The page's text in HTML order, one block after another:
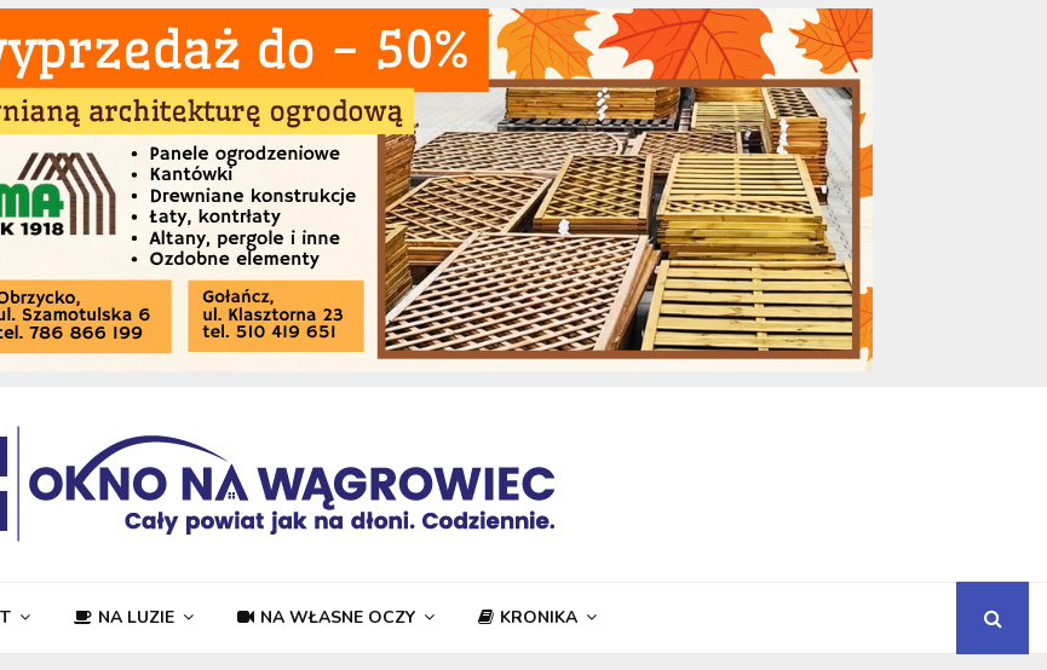
NA LUZIE NA WŁASNE OCZY KRONIKA